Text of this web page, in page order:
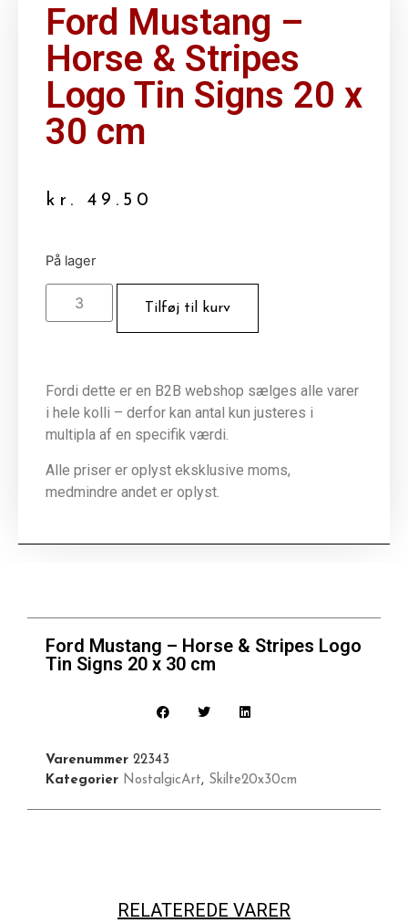
Ford Mustang –
Horse & Stripes
Logo Tin Signs 20 x
30 cm
kr. 49.50
På lager
Tilføj til kurv
Fordi dette er en B2B webshop sælges alle varer
i hele kolli – derfor kan antal kun justeres i
multipla af en specifik værdi.
Alle priser er oplyst eksklusive moms,
medmindre andet er oplyst.
Ford Mustang – Horse & Stripes Logo
Tin Signs 20 x 30 cm
Varenummer 22343
Kategorier NostalgicArt, Skilte20x30cm
RELATEREDE VARER